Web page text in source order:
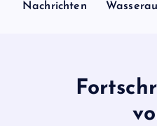
Nachrichten